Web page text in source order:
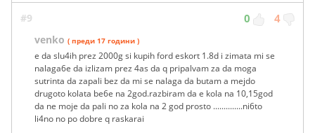
#9 0 4
venko ( преди 17 години )
e da slu4ih prez 2000g si kupih ford eskort 1.8d i zimata mi se
nalaga6e da izlizam prez 4as da q pripalvam za da moga
sutrinta da zapali bez da mi se nalaga da butam a mejdo
drugoto kolata be6e na 2god.razbiram da e kola na 10,15god
da ne moje da pali no za kola na 2 god prosto ..............ni6to
li4no no po dobre q raskarai